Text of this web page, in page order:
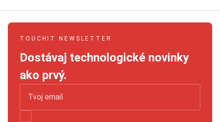
TOUCHIT NEWSLETTER
Dostávaj technologické novinky
ako prvý.